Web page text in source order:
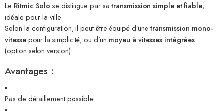
Le Ritmic Solo se distingue par sa transmission simple et fiable,
idéale pour la ville.
Selon la configuration, il peut être équipé d’une transmission mono-
vitessepour la simplicité, ou d’un moyeu à vitesses intégrées
(option selon version).
Avantages :
Pas de déraillement possible.